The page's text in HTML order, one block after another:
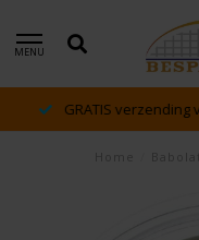
MENU
dé racket en